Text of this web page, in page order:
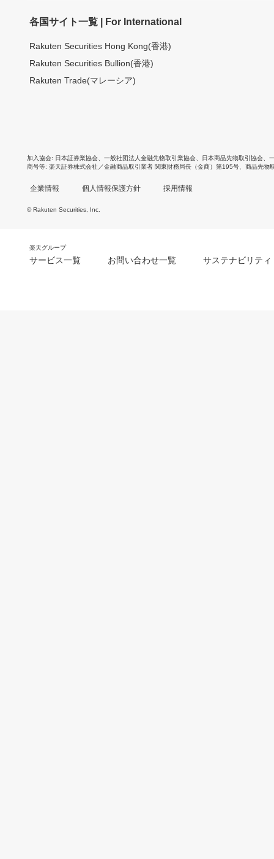
各国サイト一覧 | For International
Rakuten Securities Hong Kong(香港)
Rakuten Securities Bullion(香港)
Rakuten Trade(マレーシア)
加入協会 日本証券業協会 一般社団法人金融先物取引業協会 日本商品先物取引協会
商号等 楽天証券株式会社／金融商品取引業者 関東財務局長（金商）第195号、商品先物
企業情報 個人情報保護方針 採用情報
© Rakuten Securities, Inc.
楽天グループ
サービス一覧 お問い合わせ一覧 サステナビリティ